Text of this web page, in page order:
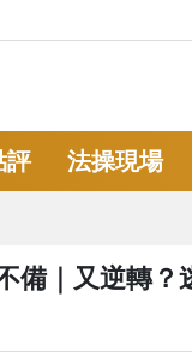
評 法操現場
備｜又逆轉